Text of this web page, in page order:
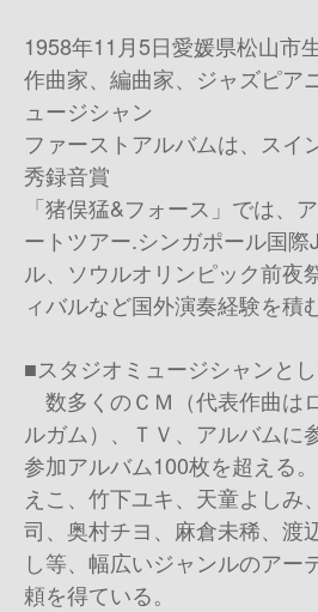
1958年11月5日愛媛県松山市生
作曲家、編曲家、ジャズピア
ュージシャン
ファーストアルバムは、スイ
秀録音賞
「猪俣猛&フォース」では、
ートツアー.シンガポール国
ル、ソウルオリンピック前夜
ィバルなど国外演奏経験を積む
■スタジオミュージシャンと
数多くのＣＭ（代表作曲は
ルガム）、ＴＶ、アルバムに
参加アルバム100枚を超える
えこ、竹下ユキ、天童よしみ
司、奥村チヨ、麻倉未稀、渡
し等、幅広いジャンルのアー
頼を得ている。